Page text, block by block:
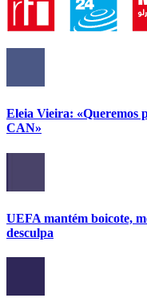
Eleia Vieira: «Queremos
CAN»
UEFA mantém boicote,
desculpa